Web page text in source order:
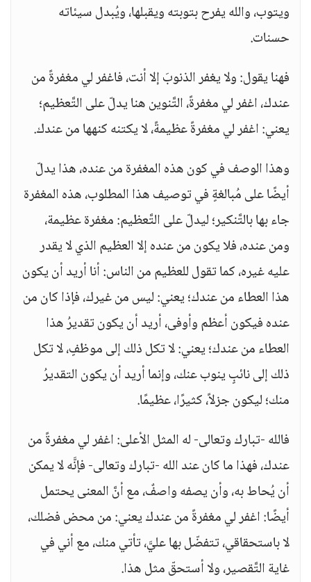
ويتوب، والله يفرح بتوبته ويقبلها، ويُبدل سيئاته
حسنات.
فهنا يقول: ولا يغفر الذنوبَ إلا أنت، فاغفر لي مغفرةً من
عندك، اغفر لي مغفرةً، التَّنوين هنا يدلّ على التَّعظيم؛
يعني: اغفر لي مغفرةً عظيمةً، لا يكتنه كنهها من عندك.
وهذا الوصف في كون هذه المغفرة من عنده، هذا يدلّ
أيضًا على مُبالغةٍ في توصيف هذا المطلوب، هذه المغفرة
جاء بها بالتَّنكير؛ ليدلّ على التَّعظيم: مغفرة عظيمة،
ومن عنده، فلا يكون من عنده إلا العظيم الذي لا يقدر
عليه غيره، كما تقول للعظيم من الناس: أنا أريد أن يكون
هذا العطاء من عندك؛ يعني: ليس من غيرك، فإذا كان من
عنده فيكون أعظم وأوفى، أريد أن يكون تقديرُ هذا
العطاء من عندك؛ يعني: لا تكل ذلك إلى موظفٍ، لا تكل
ذلك إلى نائبٍ ينوب عنك، وإنما أريد أن يكون التقديرُ
منك؛ ليكون جزلاً، كثيرًا، عظيمًا.
فالله -تبارك وتعالى- له المثل الأعلى: اغفر لي مغفرةً من
عندك، فهذا ما كان عند الله -تبارك وتعالى- فإنَّه لا يمكن
أن يُحاط به، وأن يصفه واصفٌ، مع أنَّ المعنى يحتمل
أيضًا: اغفر لي مغفرةً من عندك يعني: من محض فضلك،
لا باستحقاقي، تتفضّل بها عليَّ، تأتي منك، مع أني في
غاية التَّقصير، ولا أستحقّ مثل هذا.